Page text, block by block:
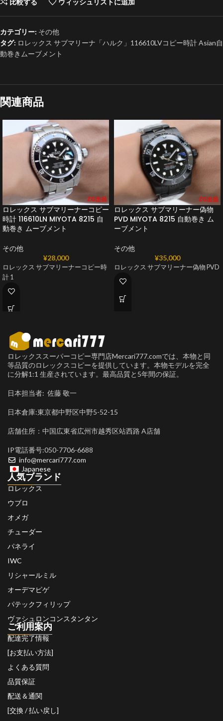
比較する ウィッシュリストに追加
カテゴリー: その他
タグ: ロレックス サブマリーナ「ハルク」116610LVコピー時計 Asian自
動巻きムーブメント
関連商品
ロレックス サブマリーナーコピー
時計 116610LN MIYOTA 8215 自
動巻き ムーブメント
その他
¥28,000
ロレックス サブマリーナーコピー時
計 1
ロレックス サブマリーナー偽物
PVD MIYOTA 8215 自動巻き ム
ーブメント
その他
¥35,000
ロレックス サブマリーナー偽物 PVD
ロレックススーパーコピー専門店Mercari777.comでは、本物と同
等品質のロレックスコピーを提供しています。本物モデルを完全
に分解1:1 生産されています。最高品質と5年間の保証。
日本担当者: 佐藤 敬一
日本倉庫:東京都中野区中野5-52-15
店舗住所：中国広東省広州市越秀区站西路 A店舗
IP電話番号:050-7706-6688
info@mercari777.com
Japanese
人気ブランド
ロレックス
ウブロ
オメガ
チューダー
パネライ
IWC
リシャールミル
オーデマピゲ
パテックフィリップ
ヴァシュロンコンスタンタン
ご利用案内
配達完了情報
[お支払い方法]
よくある質問
品質保証
配送＆通関
[交換 / 払い戻し]